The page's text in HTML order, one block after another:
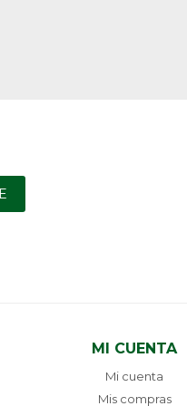
MI CUENTA
Mi cuenta
Mis compras